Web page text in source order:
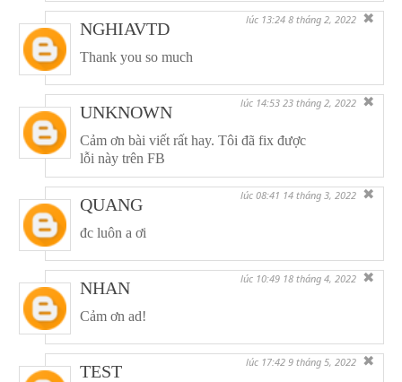
NGHIAVTD lúc 13:24 8 tháng 2, 2022 ✖
Thank you so much
UNKNOWN lúc 14:53 23 tháng 2, 2022 ✖
Cảm ơn bài viết rất hay. Tôi đã fix được
lỗi này trên FB
QUANG lúc 08:41 14 tháng 3, 2022 ✖
đc luôn a ơi
NHAN lúc 10:49 18 tháng 4, 2022 ✖
Cảm ơn ad!
TEST lúc 17:42 9 tháng 5, 2022 ✖